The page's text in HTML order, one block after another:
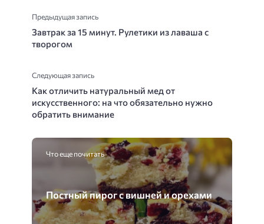
Предыдущая запись
Завтрак за 15 минут. Рулетики из лаваша с
творогом
Следующая запись
Как отличить натуральный мед от
искусственного: на что обязательно нужно
обратить внимание
Что еще почитать
Постный пирог с вишней и орехами